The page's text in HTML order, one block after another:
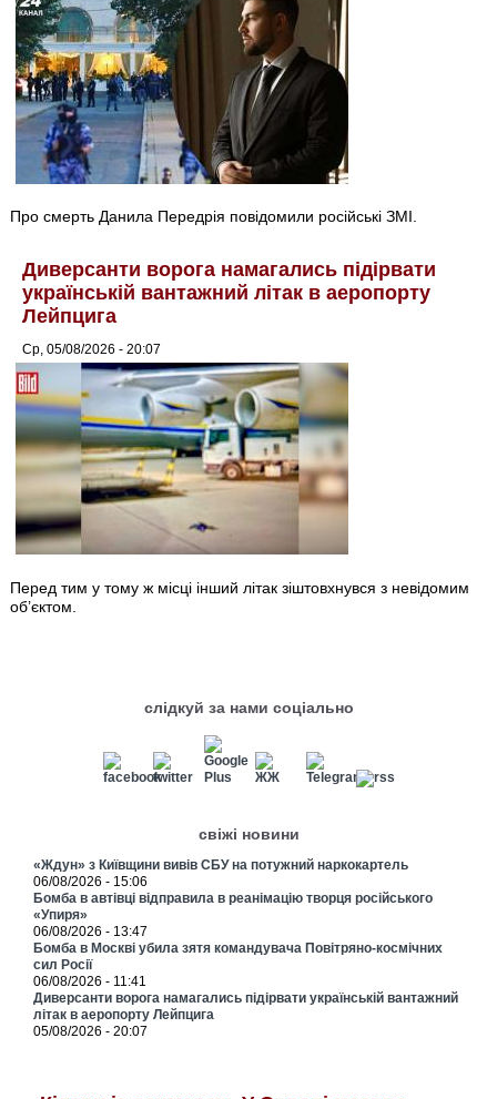
Про смерть Данила Передрія повідомили російські ЗМІ.
Диверсанти ворога намагались підірвати
українській вантажний літак в аеропорту
Лейпцига
Ср, 05/08/2026 - 20:07
Перед тим у тому ж місці інший літак зіштовхнувся з невідомим
об’єктом.
слідкуй за нами соціально
свіжі новини
«Ждун» з Київщини вивів СБУ на потужний наркокартель
06/08/2026 - 15:06
Бомба в автівці відправила в реанімацію творця російського
«Упиря»
06/08/2026 - 13:47
Бомба в Москві убила зятя командувача Повітряно-космічних
сил Росії
06/08/2026 - 11:41
Диверсанти ворога намагались підірвати українській вантажний
літак в аеропорту Лейпцига
05/08/2026 - 20:07